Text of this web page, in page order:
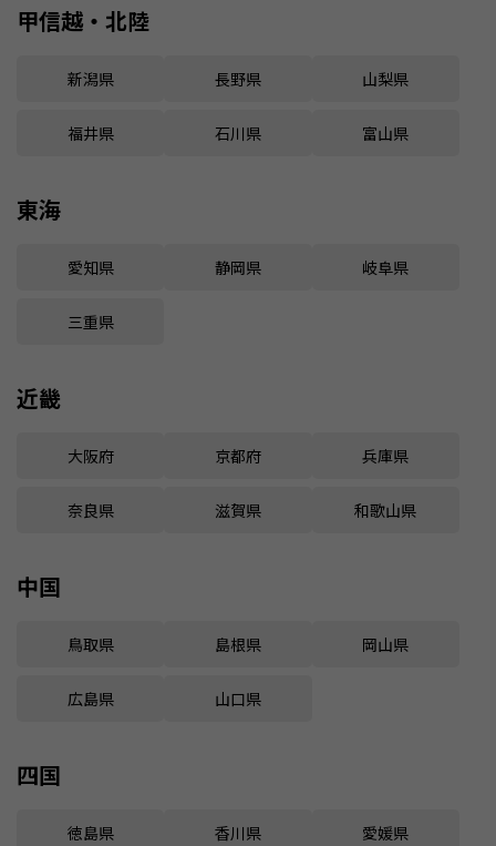
甲信越・北陸
新潟県 長野県 山梨県
福井県 石川県 富山県
東海
愛知県 静岡県 岐阜県
三重県
近畿
大阪府 京都府 兵庫県
奈良県 滋賀県 和歌山県
中国
鳥取県 島根県 岡山県
広島県 山口県
四国
徳島県 香川県 愛媛県